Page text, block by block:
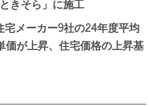
宅メーカー9社の24年度平均
価が上昇、住宅価格の上昇基